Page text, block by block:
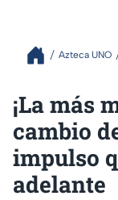
Azteca UNO
¡La más
cambio
impulso
adelante